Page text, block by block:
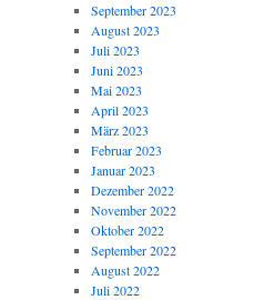
September 2023
August 2023
Juli 2023
Juni 2023
Mai 2023
April 2023
März 2023
Februar 2023
Januar 2023
Dezember 2022
November 2022
Oktober 2022
September 2022
August 2022
Juli 2022